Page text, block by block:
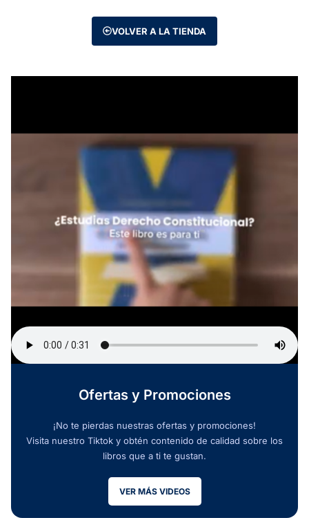
VOLVER A LA TIENDA
Ofertas y Promociones
¡No te pierdas nuestras ofertas y promociones!
Visita nuestro Tiktok y obtén contenido de calidad sobre los
libros que a ti te gustan.
VER MÁS VIDEOS